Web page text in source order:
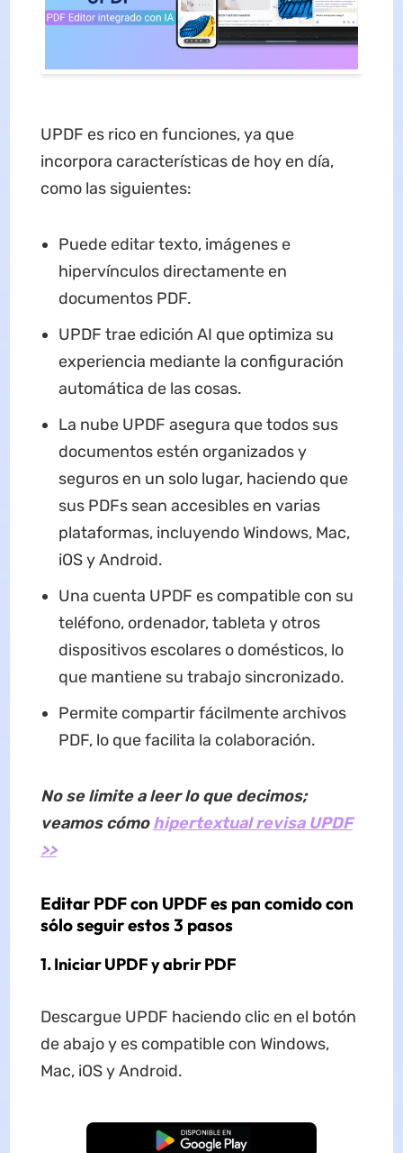
UPDF es rico en funciones, ya que
incorpora características de hoy en día,
como las siguientes:
Puede editar texto, imágenes e
hipervínculos directamente en
documentos PDF.
UPDF trae edición AI que optimiza su
experiencia mediante la configuración
automática de las cosas.
La nube UPDF asegura que todos sus
documentos estén organizados y
seguros en un solo lugar, haciendo que
sus PDFs sean accesibles en varias
plataformas, incluyendo Windows, Mac,
iOS y Android.
Una cuenta UPDF es compatible con su
teléfono, ordenador, tableta y otros
dispositivos escolares o domésticos, lo
que mantiene su trabajo sincronizado.
Permite compartir fácilmente archivos
PDF, lo que facilita la colaboración.
No se limite a leer lo que decimos;
veamos cómohipertextual revisa UPDF
>>
Editar PDF con UPDF es pan comido con
sólo seguir estos 3 pasos
1. Iniciar UPDF y abrir PDF
Descargue UPDF haciendo clic en el botón
de abajo y es compatible con Windows,
Mac, iOS y Android.
Descarga Gratuita